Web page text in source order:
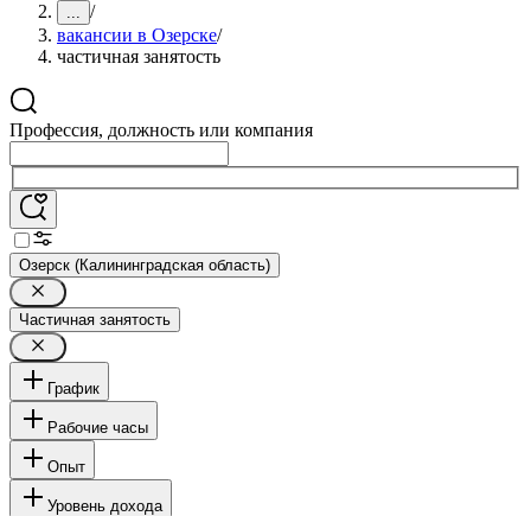
... /
вакансии в Озерске/
частичная занятость
Профессия, должность или компания
Озерск (Калининградская область)
Частичная занятость
График
Рабочие часы
Опыт
Уровень дохода